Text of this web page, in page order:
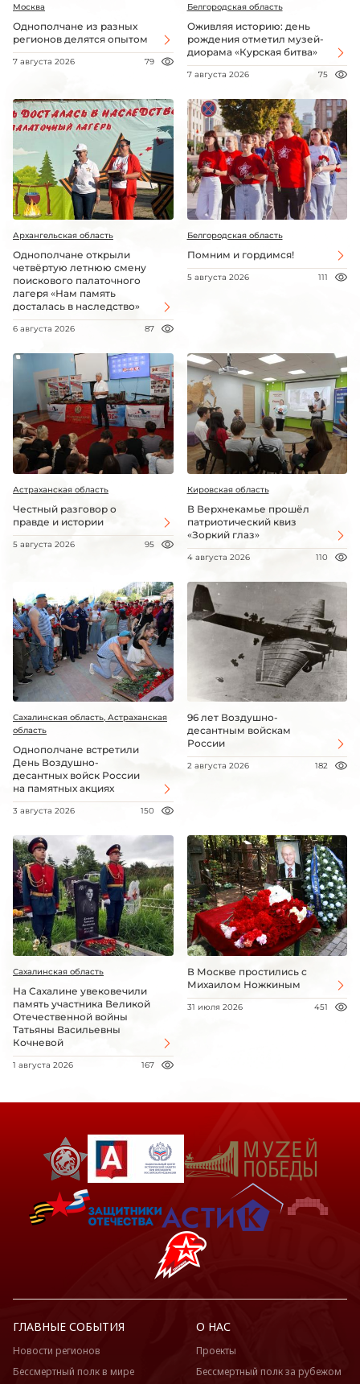
Москва
Однополчане из разных
регионов делятся опытом
7 августа 2026 79
Белгородская область
Оживляя историю: день
рождения отметил музей-
диорама «Курская битва»
7 августа 2026 75
Архангельская область
Однополчане открыли
четвёртую летнюю смену
поискового палаточного
лагеря «Нам память
досталась в наследство»
6 августа 2026 87
Белгородская область
Помним и гордимся!
5 августа 2026 111
Астраханская область
Честный разговор о
правде и истории
5 августа 2026 95
Кировская область
В Верхнекамье прошёл
патриотический квиз
«Зоркий глаз»
4 августа 2026 110
Сахалинская область, Астраханская
область
Однополчане встретили
День Воздушно-
десантных войск России
на памятных акциях
3 августа 2026 150
96 лет Воздушно-
десантным войскам
России
2 августа 2026 182
Сахалинская область
На Сахалине увековечили
память участника Великой
Отечественной войны
Татьяны Васильевны
Кочневой
1 августа 2026 167
В Москве простились с
Михаилом Ножкиным
31 июля 2026 451
ГЛАВНЫЕ СОБЫТИЯ
Новости регионов
Бессмертный полк в мире
О НАС
Проекты
Бессмертный полк за рубежом